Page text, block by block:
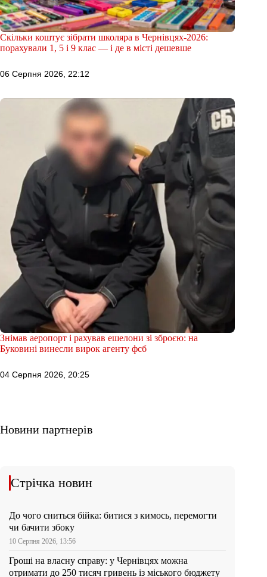
Скільки коштує зібрати школяра в Чернівцях-2026:
порахували 1, 5 і 9 клас — і де в місті дешевше
06 Серпня 2026, 22:12
Знімав аеропорт і рахував ешелони зі зброєю: на
Буковині винесли вирок агенту фсб
04 Серпня 2026, 20:25
Новини партнерів
Стрічка новин
До чого сниться бійка: битися з кимось, перемогти
чи бачити збоку
10 Серпня 2026, 13:56
Гроші на власну справу: у Чернівцях можна
отримати до 250 тисяч гривень із міського бюджету